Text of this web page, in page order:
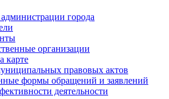
города
организации
карте
правовых актов
формы обращений и заявлений
деятельности